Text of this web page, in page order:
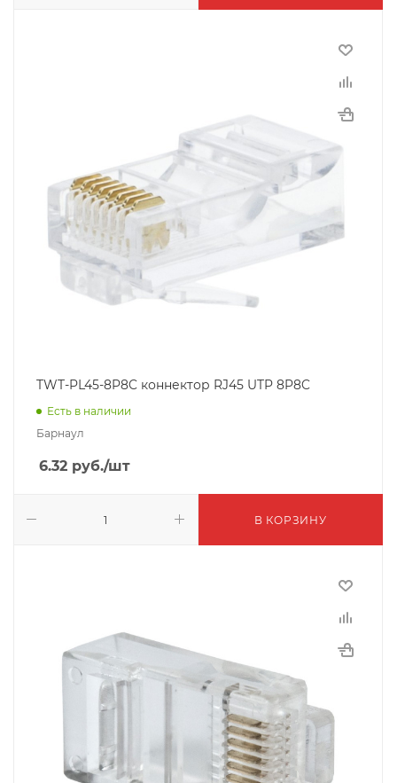
TWT-PL45-8P8C коннектор RJ45 UTP 8P8C
Есть в наличии
Барнаул
6.32 руб./шт
В КОРЗИНУ